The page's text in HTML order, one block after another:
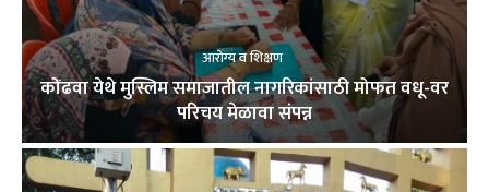
आरोग्य व शिक्षण
कोंढवा येथे मुस्लिम समाजातील नागरिकांसाठी मोफत वधू-वर
परिचय मेळावा संपन्न